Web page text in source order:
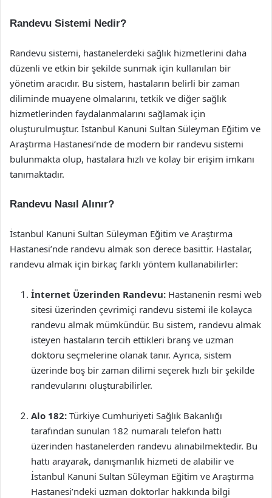
Randevu Sistemi Nedir?
Randevu sistemi, hastanelerdeki sağlık hizmetlerini daha
düzenli ve etkin bir şekilde sunmak için kullanılan bir
yönetim aracıdır. Bu sistem, hastaların belirli bir zaman
diliminde muayene olmalarını, tetkik ve diğer sağlık
hizmetlerinden faydalanmalarını sağlamak için
oluşturulmuştur. İstanbul Kanuni Sultan Süleyman Eğitim ve
Araştırma Hastanesi’nde de modern bir randevu sistemi
bulunmakta olup, hastalara hızlı ve kolay bir erişim imkanı
tanımaktadır.
Randevu Nasıl Alınır?
İstanbul Kanuni Sultan Süleyman Eğitim ve Araştırma
Hastanesi’nde randevu almak son derece basittir. Hastalar,
randevu almak için birkaç farklı yöntem kullanabilirler:
İnternet Üzerinden Randevu: Hastanenin resmi web
sitesi üzerinden çevrimiçi randevu sistemi ile kolayca
randevu almak mümkündür. Bu sistem, randevu almak
isteyen hastaların tercih ettikleri branş ve uzman
doktoru seçmelerine olanak tanır. Ayrıca, sistem
üzerinde boş bir zaman dilimi seçerek hızlı bir şekilde
randevularını oluşturabilirler.
Alo 182: Türkiye Cumhuriyeti Sağlık Bakanlığı
tarafından sunulan 182 numaralı telefon hattı
üzerinden hastanelerden randevu alınabilmektedir. Bu
hattı arayarak, danışmanlık hizmeti de alabilir ve
İstanbul Kanuni Sultan Süleyman Eğitim ve Araştırma
Hastanesi’ndeki uzman doktorlar hakkında bilgi